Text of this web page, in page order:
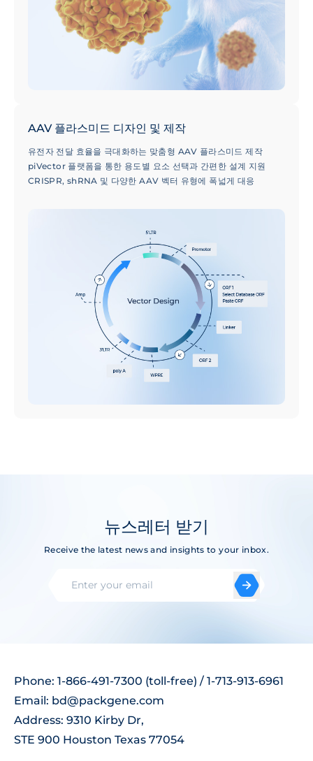
AAV 플라스미드 디자인 및 제작
유전자 전달 효율을 극대화하는 맞춤형 AAV 플라스미드 제작
piVector 플랫폼을 통한 용도별 요소 선택과 간편한 설계 지원
CRISPR, shRNA 및 다양한 AAV 벡터 유형에 폭넓게 대응
뉴스레터 받기
Receive the latest news and insights to your inbox.
Phone: 1-866-491-7300 (toll-free) / 1-713-913-6961
Email: bd@packgene.com
Address: 9310 Kirby Dr,
STE 900 Houston Texas 77054